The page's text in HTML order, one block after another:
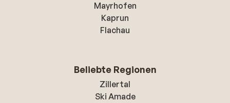
Mayrhofen
Kaprun
Flachau
Beliebte Regionen
Zillertal
Ski Amade